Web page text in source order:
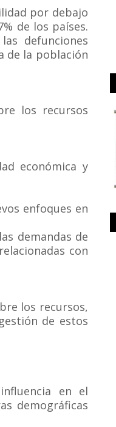
por debajo
de los países.
defunciones
de la población
los recursos
económica y
enfoques en
demandas de
con
los recursos,
de estos
en el
demográficas